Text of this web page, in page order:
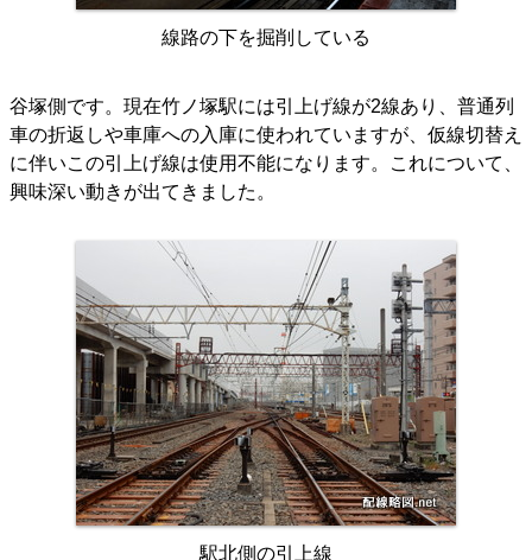
線路の下を掘削している
谷塚側です。現在竹ノ塚駅には引上げ線が2線あり、普通列
車の折返しや車庫への入庫に使われていますが、仮線切替え
に伴いこの引上げ線は使用不能になります。これについて、
興味深い動きが出てきました。
駅北側の引上線